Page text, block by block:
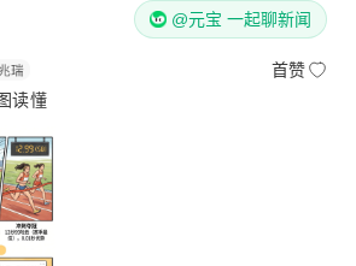
@元宝 一起聊新闻
首赞
读懂